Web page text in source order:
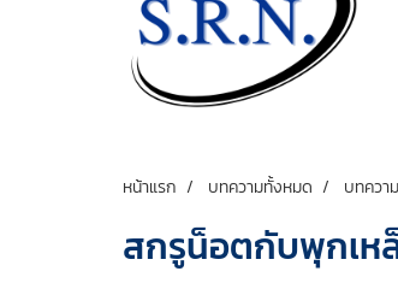
หน้าแรก บทความทั้งหมด บทความ
สกรูน็อตกับพุกเห